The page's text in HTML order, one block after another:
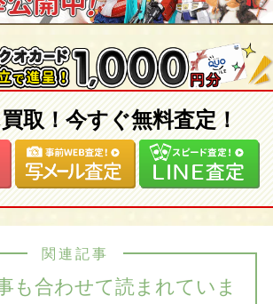
取！今すぐ無料査定！
も合わせて読まれていま
関連記事